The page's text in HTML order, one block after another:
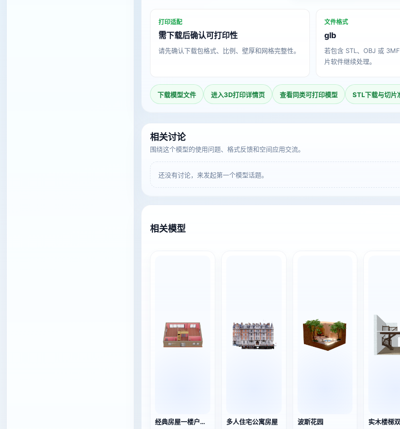
打印适配
需下载后确认可打印性
请先确认下载包格式、比例、壁厚和网格完整性。
文件格式
glb
若包含 STL、OBJ 或
片软件继续处理。
下载模型文件 进入3D打印详情页 查看同类可打印模型 STL下载与切片
相关讨论
围绕这个模型的使用问题、格式反馈和空间应用交流。
还没有讨论，来发起第一个模型话题。
相关模型
经典房屋一楼户型3D模型 多人住宅公寓房屋 波斯花园